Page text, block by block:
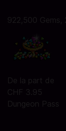
922,500 Gems,
De la part de
CHF 3.95
Dungeon Pass